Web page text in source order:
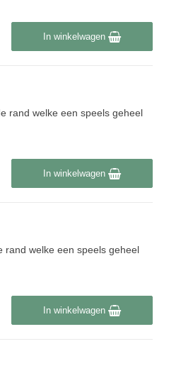
In winkelwagen
rand welke een speels geheel
In winkelwagen
rand welke een speels geheel
In winkelwagen